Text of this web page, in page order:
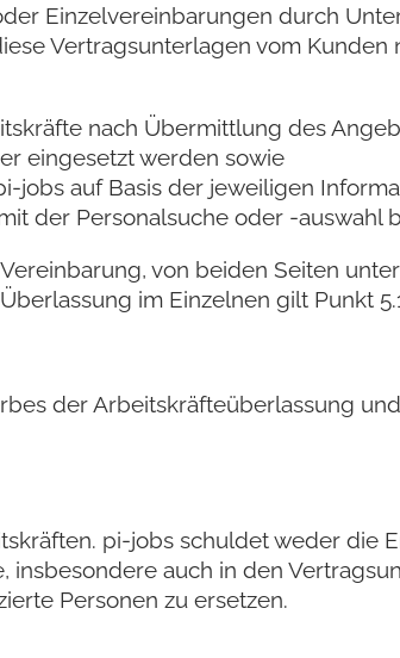
Einzelvereinbarungen durch
Vertragsunterlagen vom Kunden
nach Übermittlung des
eingesetzt werden sowie
jobs auf Basis der jeweiligen
der Personalsuche oder -auswahl
von beiden Seiten
im Einzelnen gilt Punkt
der Arbeitskräfteüberlassung
pi-jobs schuldet weder die
auch in den
Personen zu ersetzen.